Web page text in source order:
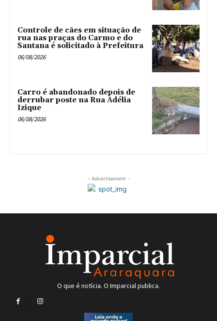
Controle de cães em situação de
rua nas praças do Carmo e do
Santana é solicitado à Prefeitura
06/08/2026
Carro é abandonado depois de
derrubar poste na Rua Adélia
Izique
06/08/2026
- Advertisement -
O que é notícia. O Imparcial publica.